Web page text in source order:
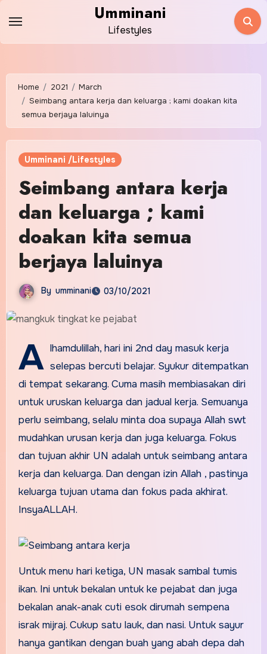
content
Umminani
Lifestyles
Home 2021
March
Seimbang antara kerja dan keluarga ; kami doakan kita
semua berjaya laluinya
Umminani /Lifestyles
Seimbang antara kerja
dan keluarga ; kami
doakan kita semua
berjaya laluinya
By umminani 03/10/2021
A lhamdulillah, hari ini 2nd day masuk kerja
selepas bercuti belajar. Syukur ditempatkan
di tempat sekarang. Cuma masih membiasakan diri
untuk uruskan keluarga dan jadual kerja. Semuanya
perlu seimbang, selalu minta doa supaya Allah swt
mudahkan urusan kerja dan juga keluarga. Fokus
dan tujuan akhir UN adalah untuk seimbang antara
kerja dan keluarga. Dan dengan izin Allah , pastinya
keluarga tujuan utama dan fokus pada akhirat.
InsyaALLAH.
Untuk menu hari ketiga, UN masak sambal tumis
ikan. Ini untuk bekalan untuk ke pejabat dan juga
bekalan anak-anak cuti esok dirumah sempena
israk mijraj. Cukup satu lauk, dan nasi. Untuk sayur
hanya gantikan dengan buah yang abah depa dah